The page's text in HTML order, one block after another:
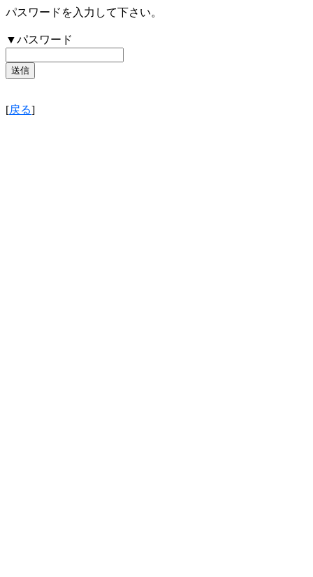
パスワードを入力して下さい。
▼パスワード
[戻る]